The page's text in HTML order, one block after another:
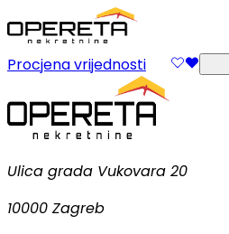
Procjena vrijednosti
Ulica grada Vukovara 20
10000 Zagreb